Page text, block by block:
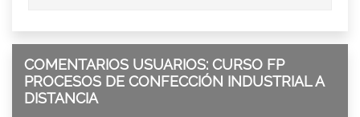
COMENTARIOS USUARIOS: CURSO FP
PROCESOS DE CONFECCIÓN INDUSTRIAL A
DISTANCIA